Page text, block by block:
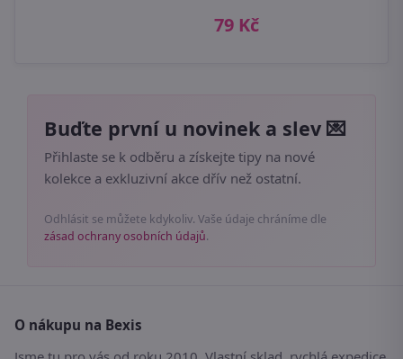
79 Kč
Buďte první u novinek a slev 💌
Přihlaste se k odběru a získejte tipy na nové
kolekce a exkluzivní akce dřív než ostatní.
Odhlásit se můžete kdykoliv. Vaše údaje chráníme dle
zásad ochrany osobních údajů.
O nákupu na Bexis